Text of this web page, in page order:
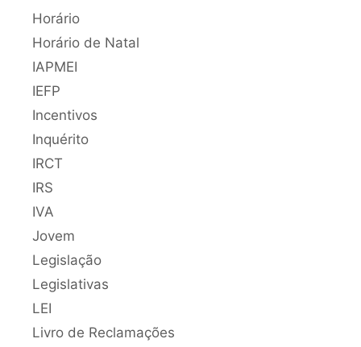
Horário
Horário de Natal
IAPMEI
IEFP
Incentivos
Inquérito
IRCT
IRS
IVA
Jovem
Legislação
Legislativas
LEI
Livro de Reclamações